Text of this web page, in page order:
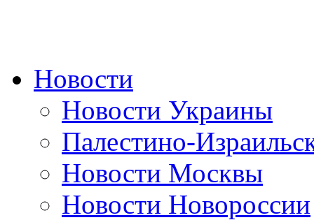
Новости
Новости Украины
Палестино-
Новости Москвы
Новости Новороссии